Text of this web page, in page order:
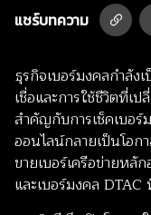
แชร์บทความ
ธุรกิจเบอร์มงคลกำลัง
เชื่อและการใช้ชีวิตที่เ
สำคัญกับการเช็คเบอร์
ออนไลน์กลายเป็นโอก
ขายเบอร์เครือข่ายหลั
และเบอร์มงคล